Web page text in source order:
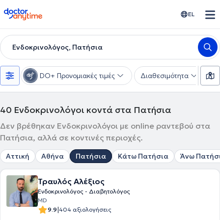
doctoranytime EL
Ενδοκρινολόγος, Πατήσια
DO+ Προνομιακές τιμές Διαθεσιμότητα
40 Ενδοκρινολόγοι κοντά στα Πατήσια
Δεν βρέθηκαν Ενδοκρινολόγοι με online ραντεβού στα
Πατήσια, αλλά σε κοντινές περιοχές.
Αττική Αθήνα Πατήσια Κάτω Πατήσια Άνω
Τραυλός Αλέξιος
Ενδοκρινολόγος - Διαβητολόγος
MD
9.9|404 αξιολογήσεις